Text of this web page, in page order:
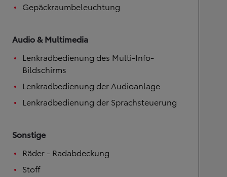
Gepäckraumbeleuchtung
Audio & Multimedia
Lenkradbedienung des Multi-Info-
Bildschirms
Lenkradbedienung der Audioanlage
Lenkradbedienung der Sprachsteuerung
Sonstige
Räder - Radabdeckung
Stoff